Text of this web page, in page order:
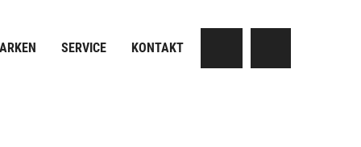
SERVICE KONTAKT